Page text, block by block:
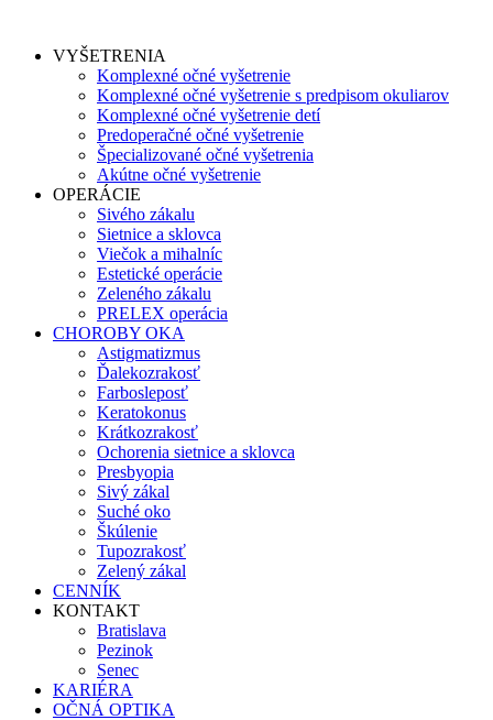
VYŠETRENIA
Komplexné očné vyšetrenie
Komplexné očné vyšetrenie s predpisom okuliarov
Komplexné očné vyšetrenie detí
Predoperačné očné vyšetrenie
Špecializované očné vyšetrenia
Akútne očné vyšetrenie
OPERÁCIE
Sivého zákalu
Sietnice a sklovca
Viečok a mihalníc
Estetické operácie
Zeleného zákalu
PRELEX operácia
CHOROBY OKA
Astigmatizmus
Ďalekozrakosť
Farbosleposť
Keratokonus
Krátkozrakosť
Ochorenia sietnice a sklovca
Presbyopia
Sivý zákal
Suché oko
Škúlenie
Tupozrakosť
Zelený zákal
CENNÍK
KONTAKT
Bratislava
Pezinok
Senec
KARIÉRA
OČNÁ OPTIKA